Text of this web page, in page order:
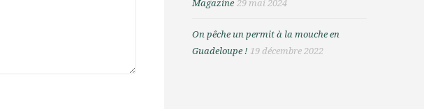
Magazine 29 mai 2024
On pêche un permit à la mouche en
Guadeloupe ! 19 décembre 2022